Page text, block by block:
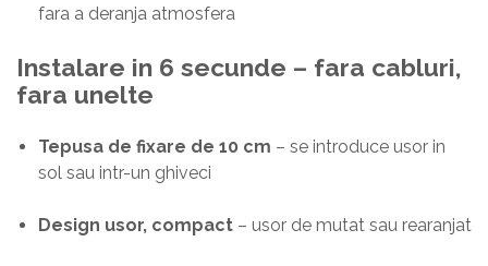
fara a deranja atmosfera
Instalare in 6 secunde – fara cabluri,
fara unelte
Tepusa de fixare de 10 cm – se introduce usor in
sol sau intr-un ghiveci
Design usor, compact – usor de mutat sau rearanjat